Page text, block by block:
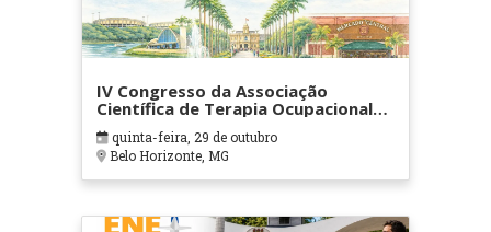
IV Congresso da Associação
Científica de Terapia Ocupacional
em Contextos Hospitalares e
Cuidados Paliativos - ATOHOSP
quinta-feira, 29 de outubro
Belo Horizonte, MG